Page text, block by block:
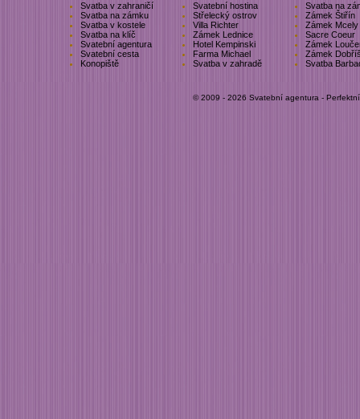
Svatba v zahraničí Svatební hostina
Svatba na
Svatba na zámku
Střelecký ostrov
Zámek Štiřín
Svatba v kostele
Villa Richter
Zámek Mcely
Svatba na klíč
Zámek Lednice
Sacre Coeur
Svatební agentura
Hotel Kempinski
Zámek
Svatební cesta
Farma Michael
Zámek
Konopiště
Svatba v zahradě Svatba
© 2009 - 2026 Svatební agentura -